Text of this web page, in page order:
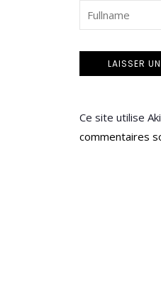
Ce site utilise
commentaires